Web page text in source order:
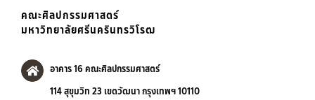
คณะศิลปกรรมศาสตร์
มหาวิทยาลัยศรีนครินทรวิโรฒ
อาคาร 16 คณะศิลปกรรมศาสตร์
114 สุขุมวิท 23 เขตวัฒนา กรุงเทพฯ 10110